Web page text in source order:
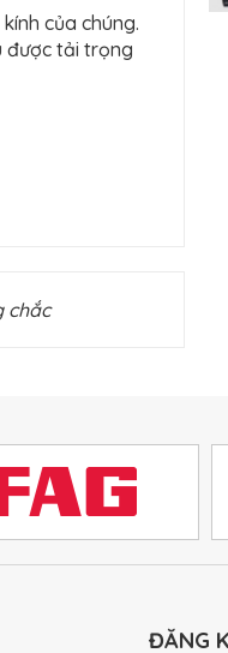
của chúng.
được tải trọng
chắc
ĐĂNG